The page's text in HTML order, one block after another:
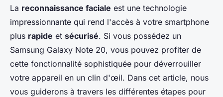
Comment activer la
fonctionnalité de
reconnaissance faciale sur un
Samsung Galaxy Note 20 pour
des déverrouillages rapides ?
La reconnaissance faciale est une technologie
impressionnante qui rend l'accès à votre smartphone
plus rapide et sécurisé. Si vous possédez un
Samsung Galaxy Note 20, vous pouvez profiter de
cette fonctionnalité sophistiquée pour déverrouiller
votre appareil en un clin d'œil. Dans cet article, nous
vous guiderons à travers les différentes étapes pour